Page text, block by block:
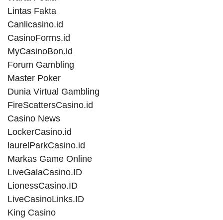
Lintas Fakta
Canlicasino.id
CasinoForms.id
MyCasinoBon.id
Forum Gambling
Master Poker
Dunia Virtual Gambling
FireScattersCasino.id
Casino News
LockerCasino.id
laurelParkCasino.id
Markas Game Online
LiveGalaCasino.ID
LionessCasino.ID
LiveCasinoLinks.ID
King Casino